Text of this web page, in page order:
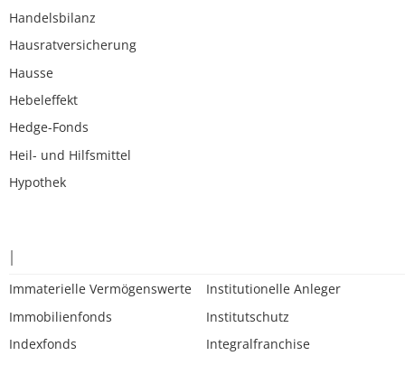
Handelsbilanz
Hausratversicherung
Hausse
Hebeleffekt
Hedge-Fonds
Heil- und Hilfsmittel
Hypothek
I
Immaterielle Vermögenswerte
Immobilienfonds
Indexfonds
Institutionelle Anleger
Institutschutz
Integralfranchise